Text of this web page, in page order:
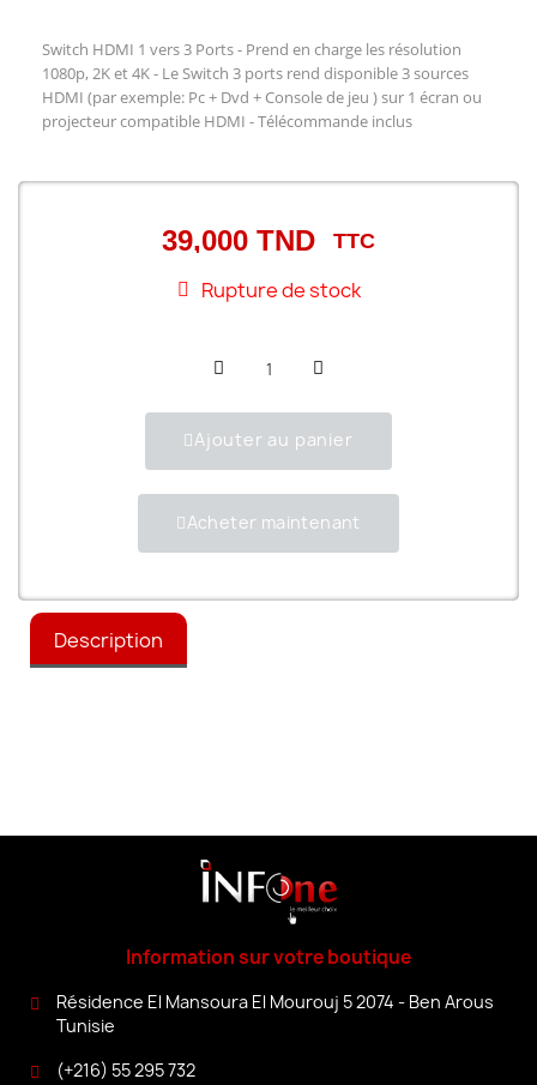
Switch HDMI 1 vers 3 Ports - Prend en charge les résolution
1080p, 2K et 4K - Le Switch 3 ports rend disponible 3 sources
HDMI (par exemple: Pc + Dvd + Console de jeu ) sur 1 écran ou
projecteur compatible HDMI - Télécommande inclus
39,000 TND TTC
Rupture de stock
Ajouter au panier
Acheter maintenant
Description
Information sur votre boutique
Résidence El Mansoura El Mourouj 5 2074 - Ben Arous
Tunisie
(+216) 55 295 732